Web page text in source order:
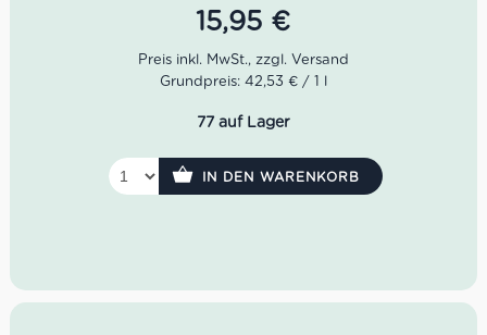
ist Cà dei Frati das Synonym für den berühmten Lugana.
Der Tre Filer von Cà dei Frati ist ein wahrer Charakter.
Seine Farbe glänzt im Glas golden bis strohgelb. Dazu
verzaubert er mit Duftaromen wie getrocknete Früchte,
Salbei als auch Honig. Am Gaumen zeigt sich sehr
fruchtig. Das Spiel der Säure und der Süße ist wunderbar
Farbe:goldenes Strohgelb
Geruch:getrocknete Früchte, Salbei, Honig
15,95 €
Grundpreis: 42,53 € / 1 l
77 auf Lager
IN DEN WARENKORB